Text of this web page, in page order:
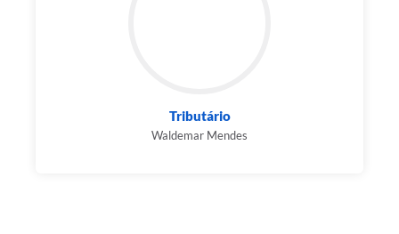
Tributário
Waldemar Mendes